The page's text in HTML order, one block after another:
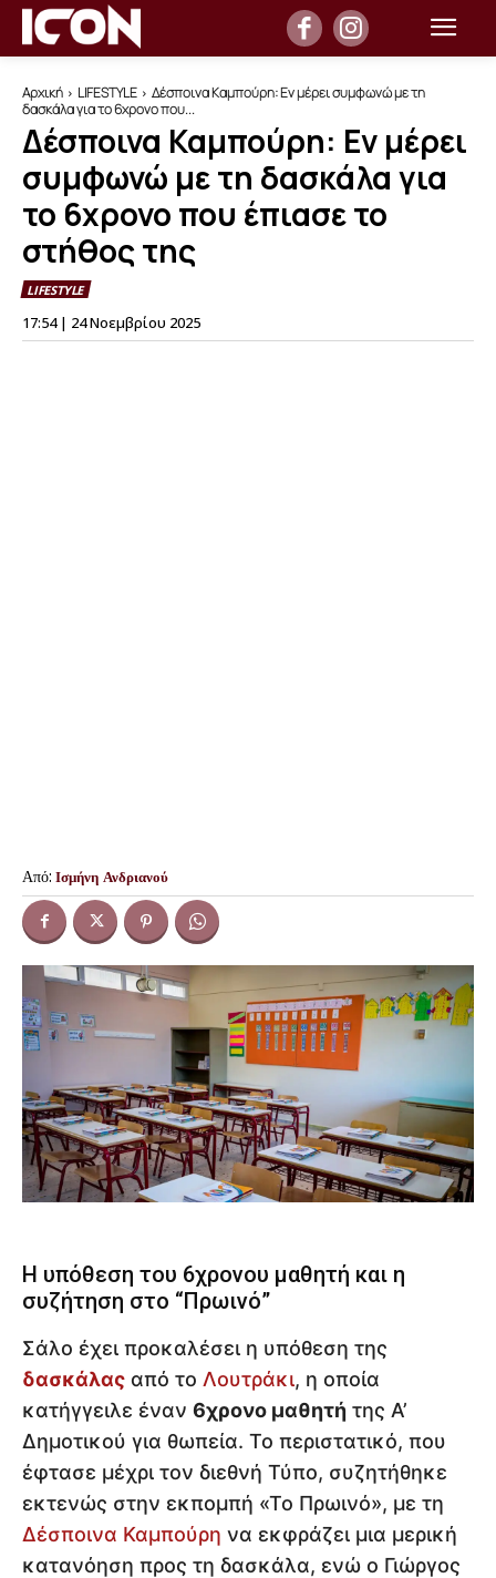
Αρχική LIFESTYLE
Δέσποινα Καμπούρη: Εν μέρει συμφωνώ με τη
δασκάλα για το 6χρονο που...
Δέσποινα Καμπούρη: Εν μέρει
συμφωνώ με τη δασκάλα για
το 6χρονο που έπιασε το
στήθος της
LIFESTYLE
17:54 | 24 Νοεμβρίου 2025
Από: Ισμήνη Ανδριανού
Η υπόθεση του 6χρονου μαθητή και η
συζήτηση στο “Πρωινό”
Σάλο έχει προκαλέσει η υπόθεση της
δασκάλας από το Λουτράκι, η οποία
κατήγγειλε έναν 6χρονο μαθητή της Α’
Δημοτικού για θωπεία. Το περιστατικό, που
έφτασε μέχρι τον διεθνή Τύπο, συζητήθηκε
εκτενώς στην εκπομπή «Το Πρωινό», με τη
Δέσποινα Καμπούρη να εκφράζει μια μερική
κατανόηση προς τη δασκάλα, ενώ ο Γιώργος